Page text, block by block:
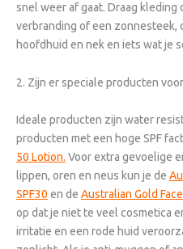
snel weer af gaat. Draag
verbranding of een zonnesteek,
hoofdhuid en nek en iets wat je
2. Zijn er speciale producten
Ideale producten zijn water
producten met een hoge SPF
50 Lotion. Voor extra gevoelige
lippen, oren en neus kun je de
SPF30 en de Australian Gold
op dat je niet te veel cosmetica
irritatie en een rode huid